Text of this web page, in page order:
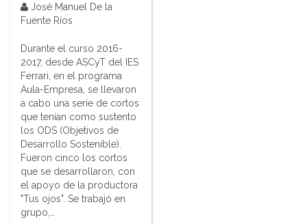
José Manuel De la
Fuente Ríos
Durante el curso 2016-
2017, desde ASCyT del IES
Ferrari, en el programa
Aula-Empresa, se llevaron
a cabo una serie de cortos
que tenían como sustento
los ODS (Objetivos de
Desarrollo Sostenible).
Fueron cinco los cortos
que se desarrollaron, con
el apoyo de la productora
"Tus ojos". Se trabajó en
grupo,…